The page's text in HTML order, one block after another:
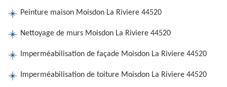
Peinture maison Moisdon La Riviere 44520
Nettoyage de murs Moisdon La Riviere 44520
Imperméabilisation de façade Moisdon La Riviere 44520
Imperméabilisation de toiture Moisdon La Riviere 44520